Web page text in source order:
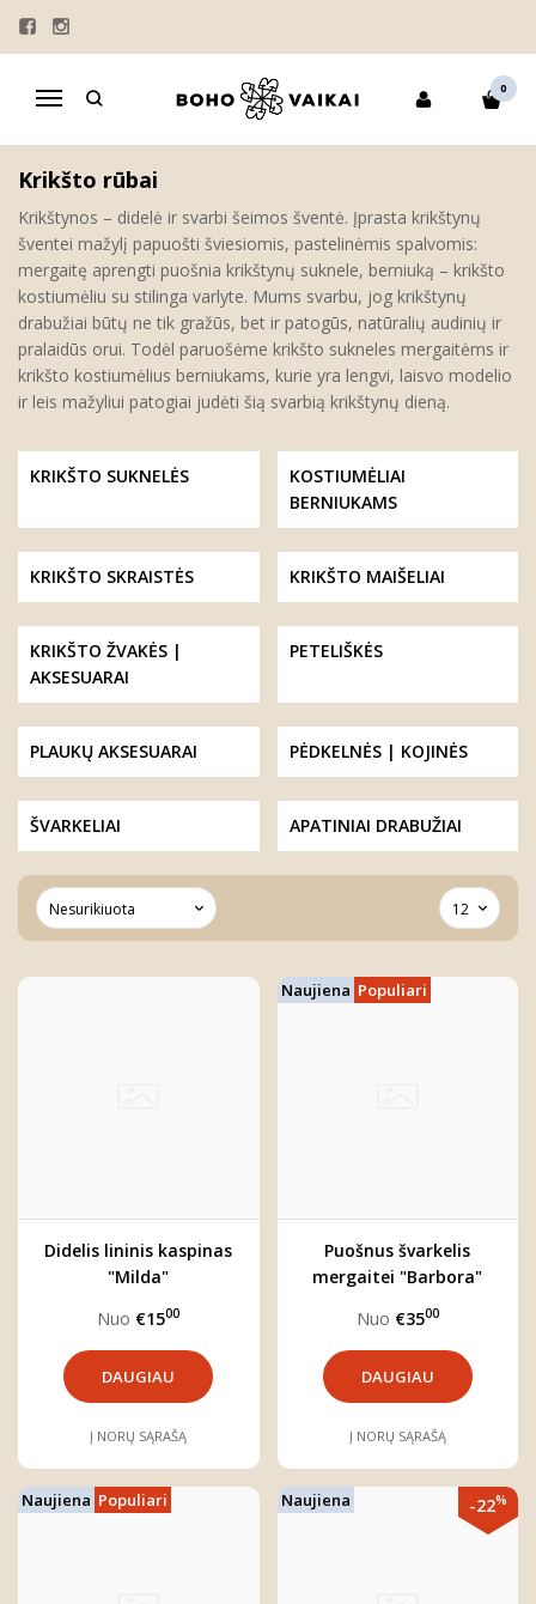
Navigacija
0
KRIKŠTYNOS
Krikšto rūbai
Krikštynos – didelė ir svarbi šeimos šventė. Įprasta krikštynų
šventei mažylį papuošti šviesiomis, pastelinėmis spalvomis:
mergaitę aprengti puošnia krikštynų suknele, berniuką – krikšto
kostiumėliu su stilinga varlyte. Mums svarbu, jog krikštynų
drabužiai būtų ne tik gražūs, bet ir patogūs, natūralių audinių ir
pralaidūs orui. Todėl paruošėme krikšto sukneles mergaitėms ir
krikšto kostiumėlius berniukams, kurie yra lengvi, laisvo modelio
ir leis mažyliui patogiai judėti šią svarbią krikštynų dieną.
KRIKŠTO SUKNELĖS
KOSTIUMĖLIAI
BERNIUKAMS
KRIKŠTO SKRAISTĖS KRIKŠTO MAIŠELIAI
KRIKŠTO ŽVAKĖS |
AKSESUARAI
PETELIŠKĖS
PLAUKŲ AKSESUARAI PĖDKELNĖS | KOJINĖS
ŠVARKELIAI APATINIAI DRABUŽIAI
Didelis lininis kaspinas
"Milda"
Nuo €1500
DAUGIAU
Į NORŲ SĄRAŠĄ
Naujiena Populiari
Puošnus švarkelis
mergaitei "Barbora"
Nuo €3500
DAUGIAU
Į NORŲ SĄRAŠĄ
Naujiena Populiari Naujiena -22%